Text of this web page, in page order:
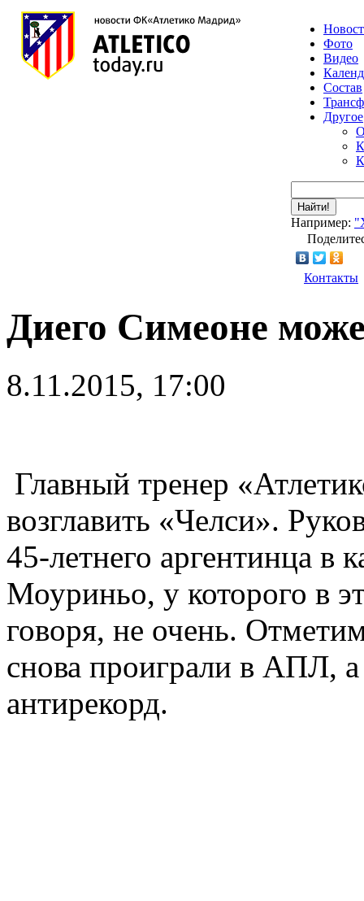
Фото
Видео
Состав
Другое
Найти!
Например:
Контакты
Диего Симеоне
8.11.2015, 17:00
Главный тренер
возглавить «Челси».
45-летнего аргентинца в
Моуриньо, у которого в
говоря, не очень.
снова проиграли в АПЛ,
антирекорд.